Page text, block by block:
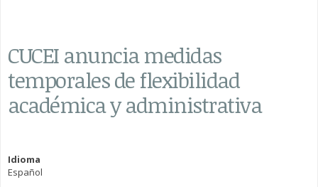
CUCEI anuncia medidas
temporales de flexibilidad
académica y administrativa
Idioma
Español